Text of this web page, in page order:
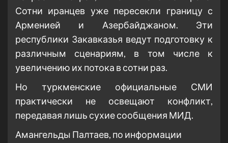
Сотни иранцев уже пересекли границу с
Арменией и Азербайджаном. Эти
республики Закавказья ведут подготовку к
различным сценариям, в том числе к
увеличению их потока в сотни раз.
Но туркменские официальные СМИ
практически не освещают конфликт,
передавая лишь сухие сообщения МИД.
Амангельды Палтаев, по информации